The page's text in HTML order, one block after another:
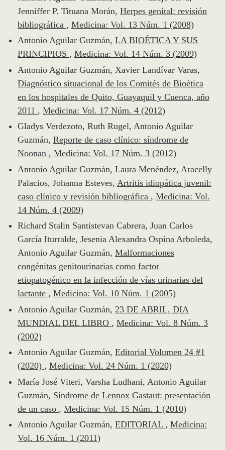
Jenniffer P. Tituana Morán, Herpes genital: revisión
bibliográfica , Medicina: Vol. 13 Núm. 1 (2008)
Antonio Aguilar Guzmán, LA BIOÉTICA Y SUS
PRINCIPIOS , Medicina: Vol. 14 Núm. 3 (2009)
Antonio Aguilar Guzmán, Xavier Landívar Varas,
Diagnóstico situacional de los Comités de Bioética
en los hospitales de Quito, Guayaquil y Cuenca, año
2011 , Medicina: Vol. 17 Núm. 4 (2012)
Gladys Verdezoto, Ruth Rugel, Antonio Aguilar
Guzmán, Reporte de caso clínico: síndrome de
Noonan , Medicina: Vol. 17 Núm. 3 (2012)
Antonio Aguilar Guzmán, Laura Menéndez, Aracelly
Palacios, Johanna Esteves, Artritis idiopática juvenil:
caso clínico y revisión bibliográfica , Medicina: Vol.
14 Núm. 4 (2009)
Richard Stalin Santistevan Cabrera, Juan Carlos
García Iturralde, Jesenia Alexandra Ospina Arboleda,
Antonio Aguilar Guzmán, Malformaciones
congénitas genitourinarias como factor
etiopatogénico en la infección de vías urinarias del
lactante , Medicina: Vol. 10 Núm. 1 (2005)
Antonio Aguilar Guzmán, 23 DE ABRIL, DIA
MUNDIAL DEL LIBRO , Medicina: Vol. 8 Núm. 3
(2002)
Antonio Aguilar Guzmán, Editorial Volumen 24 #1
(2020) , Medicina: Vol. 24 Núm. 1 (2020)
María José Viteri, Varsha Ludhani, Antonio Aguilar
Guzmán, Síndrome de Lennox Gastaut: presentación
de un caso , Medicina: Vol. 15 Núm. 1 (2010)
Antonio Aguilar Guzmán, EDITORIAL , Medicina:
Vol. 16 Núm. 1 (2011)